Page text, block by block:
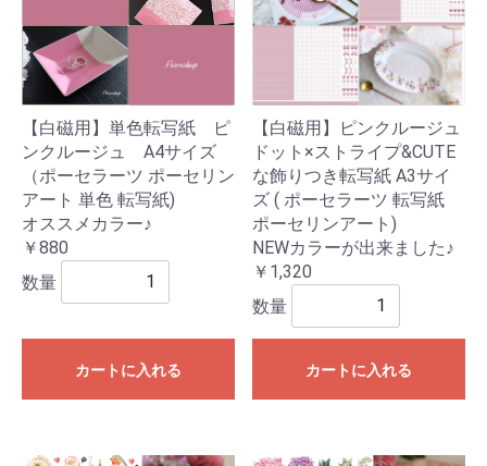
【白磁用】単色転写紙 ピ
ンクルージュ A4サイズ
（ポーセラーツ ポーセリン
アート 単色 転写紙)
オススメカラー♪
￥880
数量
カートに入れる
【白磁用】ピンクルージュ
ドット×ストライプ&CUTE
な飾りつき転写紙 A3サイ
ズ ( ポーセラーツ 転写紙
ポーセリンアート)
NEWカラーが出来ました♪
￥1,320
数量
カートに入れる